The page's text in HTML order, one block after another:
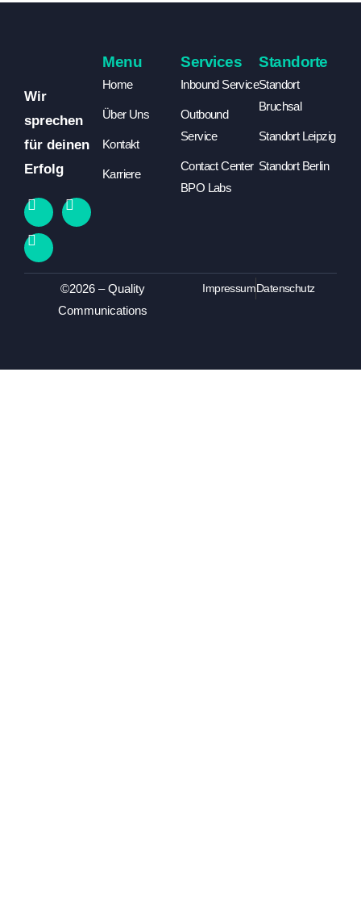
Wir
sprechen
für deinen
Erfolg
Menu
Home
Über Uns
Kontakt
Karriere
Services
Inbound Service
Outbound
Service
Contact Center
BPO Labs
Standorte
Standort
Bruchsal
Standort Leipzig
Standort Berlin
©2026 – Quality
Communications
ImpressumDatenschutz